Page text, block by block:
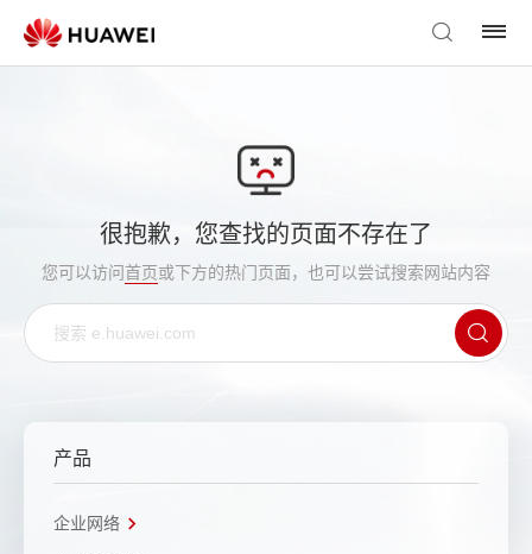
很抱歉，您查找的页面不存在了
您可以访问首页或下方的热门页面，也可以尝试搜索网站内容
产品
企业网络